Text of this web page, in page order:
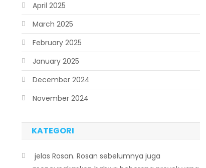
April 2025
March 2025
February 2025
January 2025
December 2024
November 2024
KATEGORI
 jelas Rosan. Rosan sebelumnya juga